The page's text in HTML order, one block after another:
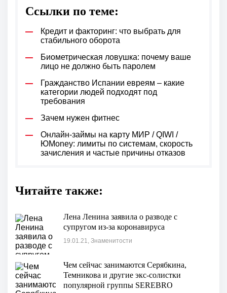
Ссылки по теме:
Кредит и факторинг: что выбрать для
стабильного оборота
Биометрическая ловушка: почему ваше
лицо не должно быть паролем
Гражданство Испании евреям – какие
категории людей подходят под
требования
Зачем нужен фитнес
Онлайн-займы на карту МИР / QIWI /
ЮMoney: лимиты по системам, скорость
зачисления и частые причины отказов
Читайте также:
Лена Ленина заявила о разводе с
супругом из-за коронавируса
19.01.21, Знаменитости
Чем сейчас занимаются Серябкина,
Темникова и другие экс-солистки
популярной группы SEREBRO